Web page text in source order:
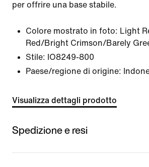
per offrire una base stabile.
Colore mostrato in foto: Light
Red/Bright Crimson/Barely
Stile: IO8249-800
Paese/regione di origine:
Visualizza dettagli prodotto
Spedizione e resi